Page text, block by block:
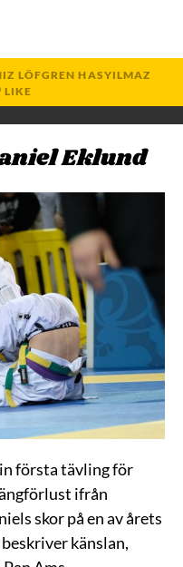
LÖFGREN HASYILMAZ
LIKE
Eklund
första tävling för
ifrån
skor på en av årets
känslan,